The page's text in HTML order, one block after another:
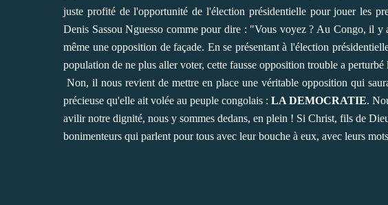
juste profité de l'opportunité de l'élection présidentielle pour jouer les
Denis Sassou Nguesso comme pour dire : "Vous voyez ? Au Congo, il
même une opposition de façade. En se présentant à l'élection
population de ne plus aller voter, cette fausse opposition trouble a
Non, il nous revient de mettre en place une véritable opposition qui
précieuse qu'elle ait volée au peuple congolais : LA DEMOCRATIE.
avilir notre dignité, nous y sommes dedans, en plein ! Si Christ, fils de
bonimenteurs qui parlent pour tous avec leur bouche à eux, avec leurs